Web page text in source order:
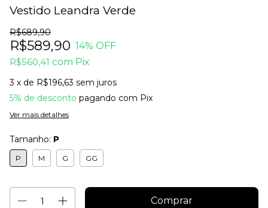
Vestido Leandra Verde
R$689,90
R$589,90 14% OFF
R$560,41 com Pix
3 x de R$196,63 sem juros
5% de desconto pagando com Pix
Ver mais detalhes
Tamanho: P
P M G GG